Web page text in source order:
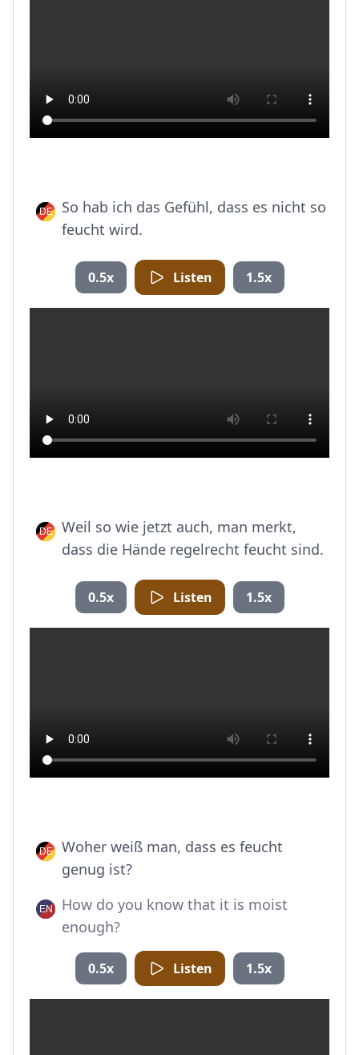
So hab ich das Gefühl, dass es nicht so
feucht wird.
0.5x Listen 1.5x
Weil so wie jetzt auch, man merkt,
dass die Hände regelrecht feucht sind.
0.5x Listen 1.5x
Woher weiß man, dass es feucht
genug ist?
How do you know that it is moist
enough?
0.5x Listen 1.5x